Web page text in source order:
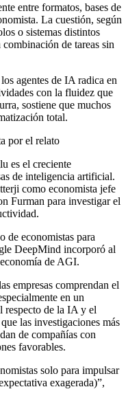
entre formatos, bases de
La cuestión, según
o sistemas distintos
de tareas sin
agentes de IA radica en
con la fluidez que
sostiene que muchos
total.
por el relato
es el creciente
de inteligencia artificial.
como economista jefe
Furman para investigar el
economistas para
DeepMind incorporó al
de AGI.
empresas comprendan el
en un
respecto de la IA y el
las investigaciones más
de compañías con
favorables.
solo para impulsar
exagerada)”,